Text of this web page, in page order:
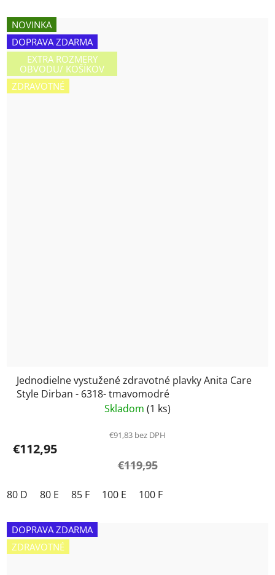
NOVINKA
DOPRAVA ZDARMA
EXTRA ROZMERY
OBVODU/ KOŠÍKOV
ZDRAVOTNÉ
Jednodielne vystužené zdravotné plavky Anita Care
Style Dirban - 6318- tmavomodré
Skladom (1 ks)
€91,83 bez DPH
€112,95
€119,95
80 D 80 E 85 F 100 E 100 F
DOPRAVA ZDARMA
ZDRAVOTNÉ